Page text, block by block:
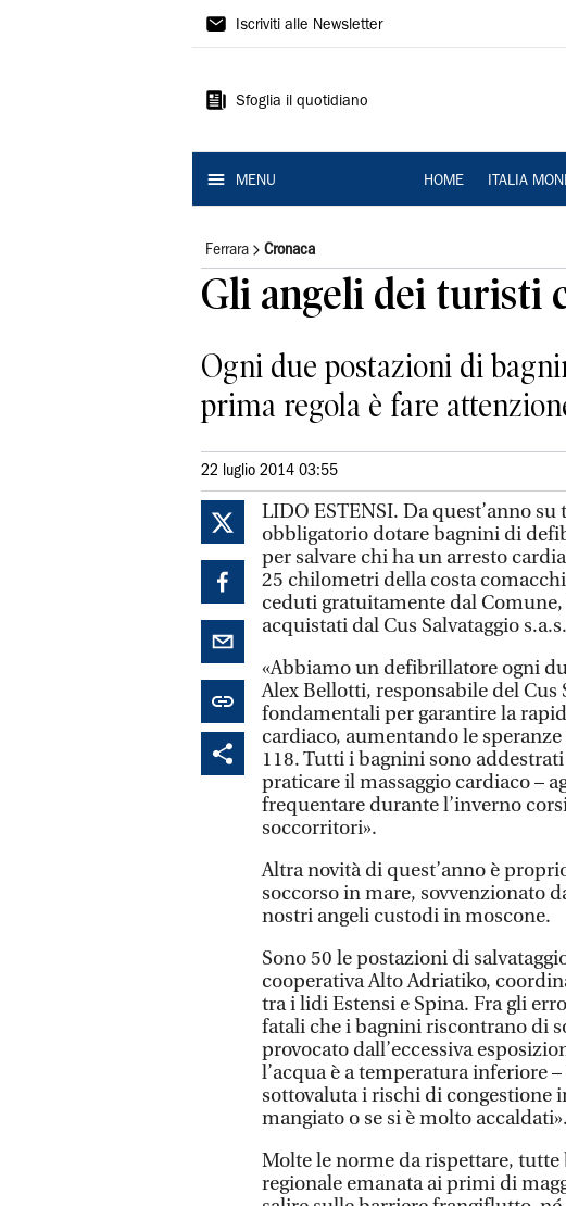
La
Ferrara
Iscriviti alle Newsletter
Sfoglia il quotidiano
MENU HOME ITALIA
Ferrara Cronaca
Gli angeli dei turisti
Ogni due postazioni di
prima regola è fare
22 luglio 2014 03:55
LIDO ESTENSI. Da quest’anno
obbligatorio dotare bagnini di
per salvare chi ha un arresto
25 chilometri della costa
ceduti gratuitamente dal
acquistati dal Cus Salvataggio s.a.s.
«Abbiamo un defibrillatore ogni
Alex Bellotti, responsabile del Cus
fondamentali per garantire la
cardiaco, aumentando le
118. Tutti i bagnini sono
praticare il massaggio cardiaco –
frequentare durante l’inverno
soccorritori».
Altra novità di quest’anno è
soccorso in mare, sovvenzionato
nostri angeli custodi in moscone.
Sono 50 le postazioni di
cooperativa Alto Adriatiko,
tra i lidi Estensi e Spina. Fra gli
fatali che i bagnini riscontrano di
provocato dall’eccessiva
l’acqua è a temperatura inferiore
sottovaluta i rischi di congestione
mangiato o se si è molto accaldati».
Molte le norme da rispettare,
regionale emanata ai primi di